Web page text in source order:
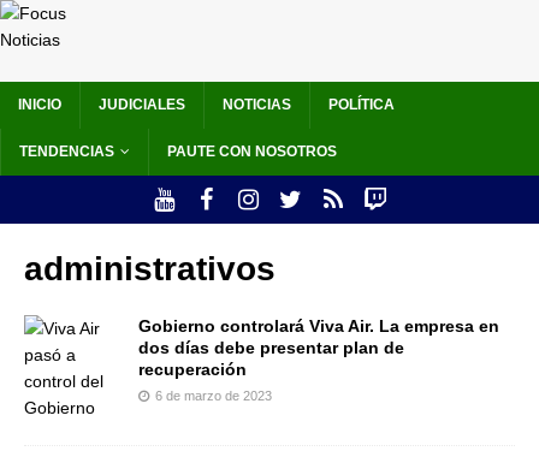
INICIO JUDICIALES NOTICIAS POLÍTICA
TENDENCIAS PAUTE CON NOSOTROS
administrativos
Gobierno controlará Viva Air. La empresa en
dos días debe presentar plan de
recuperación
6 de marzo de 2023